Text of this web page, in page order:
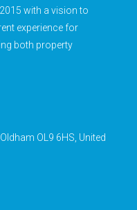
with a vision to
experience for
both property
OL9 6HS, United